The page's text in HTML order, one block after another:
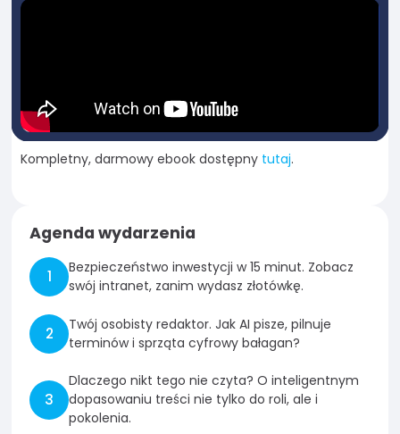
Kompletny, darmowy ebook dostępny tutaj.
Agenda wydarzenia
Bezpieczeństwo inwestycji w 15 minut. Zobacz
swój intranet, zanim wydasz złotówkę.
Twój osobisty redaktor. Jak AI pisze, pilnuje
terminów i sprząta cyfrowy bałagan?
Dlaczego nikt tego nie czyta? O inteligentnym
dopasowaniu treści nie tylko do roli, ale i
pokolenia.